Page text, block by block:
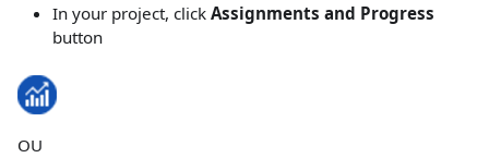
In your project, click Assignments and Progress
button
OU